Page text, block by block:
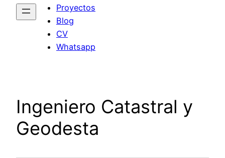
Proyectos
Blog
CV
Whatsapp
Ingeniero Catastral y
Geodesta